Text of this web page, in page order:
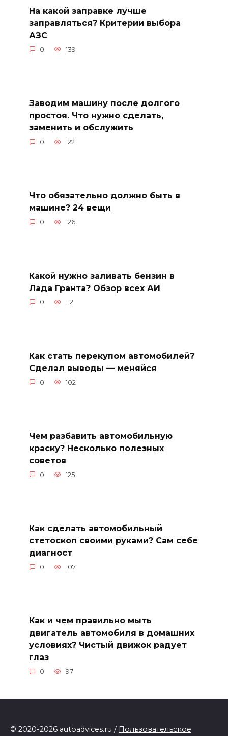
На какой заправке лучше
заправляться? Критерии выбора
АЗС
0 139
Заводим машину после долгого
простоя. Что нужно сделать,
заменить и обслужить
0 122
Что обязательно должно быть в
машине? 24 вещи
0 126
Какой нужно заливать бензин в
Лада Гранта? Обзор всех АИ
0 112
Как стать перекупом автомобилей?
Сделал выводы — меняйся
0 102
Чем разбавить автомобильную
краску? Несколько полезных
советов
0 125
Как сделать автомобильный
стетоскоп своими руками? Сам себе
диагност
0 107
Как и чем правильно мыть
двигатель автомобиля в домашних
условиях? Чистый движок радует
глаз
0 97
© 2020-2026 autoadvices.ru / Пользовательское